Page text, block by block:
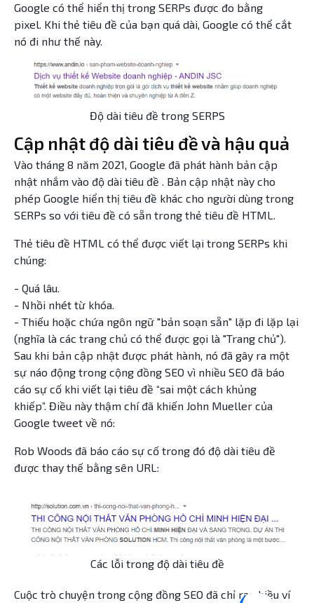
Google có thể hiển thị trong SERPs được đo bằng
pixel. Khi thẻ tiêu đề của bạn quá dài, Google có thể cắt
nó đi như thế này.
Độ dài tiêu đề trong SERPS
Cập nhật độ dài tiêu đề và hậu quả
Vào tháng 8 năm 2021, Google đã phát hành bản cập
nhật nhắm vào độ dài tiêu đề . Bản cập nhật này cho
phép Google hiển thị tiêu đề khác cho người dùng trong
SERPs so với tiêu đề có sẵn trong thẻ tiêu đề HTML.
Thẻ tiêu đề HTML có thể được viết lại trong SERPs khi
chúng:
- Quá lâu.
- Nhồi nhét từ khóa.
- Thiếu hoặc chứa ngôn ngữ "bản soạn sẵn" lặp đi lặp lại
(nghĩa là các trang chủ có thể được gọi là "Trang chủ").
Sau khi bản cập nhật được phát hành, nó đã gây ra một
sự náo động trong cộng đồng SEO vì nhiều SEO đã báo
cáo sự cố khi viết lại tiêu đề “sai một cách khủng
khiếp”. Điều này thậm chí đã khiến John Mueller của
Google tweet về nó:
Rob Woods đã báo cáo sự cố trong đó độ dài tiêu đề
được thay thế bằng sên URL:
Các lỗi trong độ dài tiêu đề
Cuộc trò chuyện trong cộng đồng SEO đã chỉ ra nhiều ví